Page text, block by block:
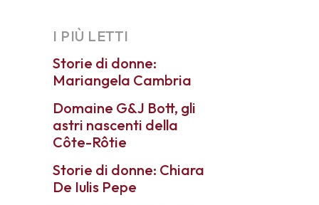
I PIÙ LETTI
Storie di donne:
Mariangela Cambria
Domaine G&J Bott, gli
astri nascenti della
Côte-Rôtie
Storie di donne: Chiara
De Iulis Pepe